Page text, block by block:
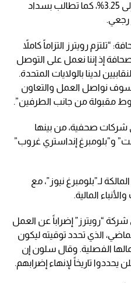
التي تعرضها رويترز التي تبلغ 2% إلى 3.25%، كما تطالب بسداد
رجعي.
رويترز التزاماً كاملاً
إذ إننا نعمل على التوصل
لدينا بالولايات المتحدة.
نواصل العمل والتعاون
مقبولة من جانب الطرفين”.
عامل لدى شركات صحفية، من بينها
و”بلومبرغ إنداستري غروب”
لـ”بلومبرغ نيوز”، مع
المالية.
“رويترز” إضراباً عن العمل
الذي تحدد توقيته ليكون
الفصلية. وقال سلون إن
يحددوا تاريخاً لإنهاء إضرابهم.